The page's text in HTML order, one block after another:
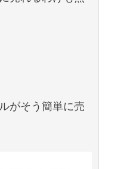
がそう簡単に売